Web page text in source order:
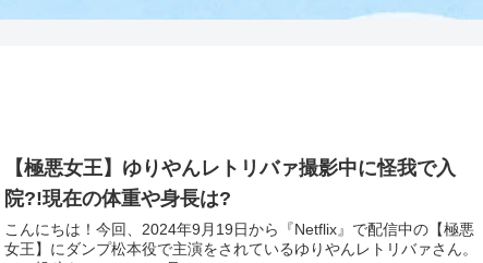
【極悪女王】ゆりやんレトリバァ撮影中に怪我で入
院?!現在の体重や身長は?
こんにちは！今回、2024年9月19日から『Netflix』で配信中の【極悪
女王】にダンプ松本役で主演をされているゆりやんレトリバァさん。